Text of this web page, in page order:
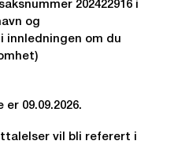
202422916 i
og
innledningen om du
09.09.2026.
vil bli referert i